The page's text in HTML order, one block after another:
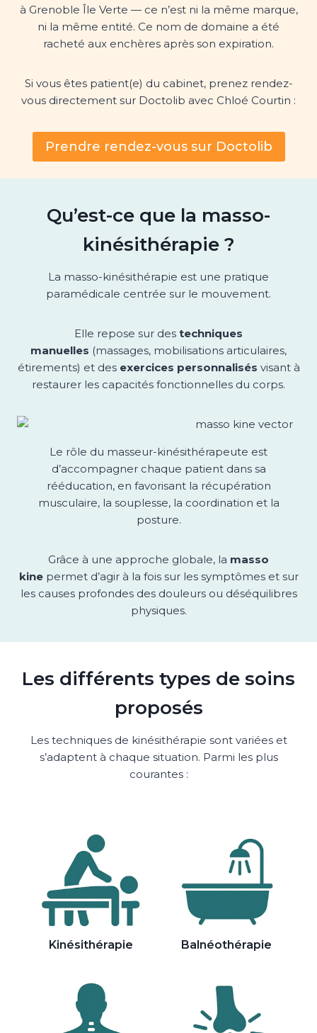
à Grenoble Île Verte — ce n’est ni la même marque,
ni la même entité. Ce nom de domaine a été
racheté aux enchères après son expiration.
Si vous êtes patient(e) du cabinet, prenez rendez-
vous directement sur Doctolib avec Chloé Courtin :
Prendre rendez-vous sur Doctolib
Qu’est-ce que la masso-
kinésithérapie ?
La masso-kinésithérapie est une pratique
paramédicale centrée sur le mouvement.
Elle repose sur des techniques
manuelles (massages, mobilisations articulaires,
étirements) et des exercices personnalisés visant à
restaurer les capacités fonctionnelles du corps.
Le rôle du masseur-kinésithérapeute est
d’accompagner chaque patient dans sa
rééducation, en favorisant la récupération
musculaire, la souplesse, la coordination et la
posture.
Grâce à une approche globale, la masso
kinepermet d’agir à la fois sur les symptômes et sur
les causes profondes des douleurs ou déséquilibres
physiques.
Les différents types de soins
proposés
Les techniques de kinésithérapie sont variées et
s’adaptent à chaque situation. Parmi les plus
courantes :
Kinésithérapie Balnéothérapie